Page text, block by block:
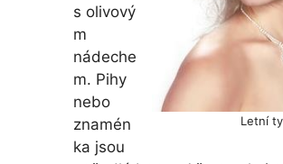
Letní
s olivový
m
nádeche
m. Pihy
nebo
znamén
ka jsou